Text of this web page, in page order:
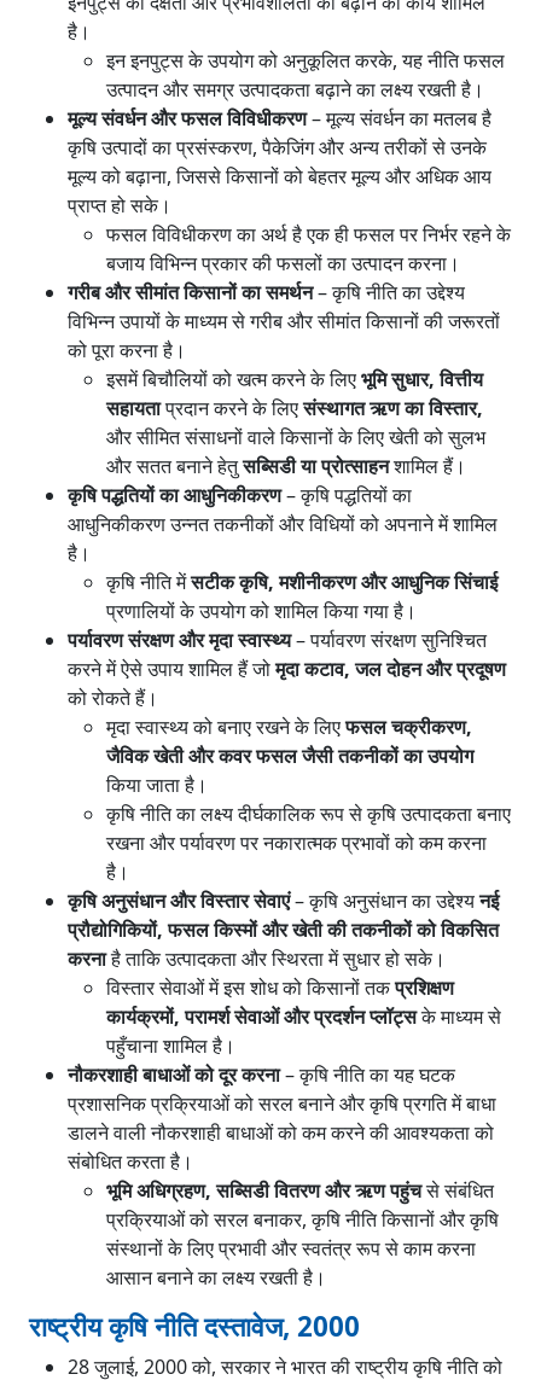
है।
इन इनपुट्स के उपयोग को अनुकूलित करके, यह नीति फसल
उत्पादन और समग्र उत्पादकता बढ़ाने का लक्ष्य रखती है।
मूल्य संवर्धन और फसल विविधीकरण– मूल्य संवर्धन का मतलब है
कृषि उत्पादों का प्रसंस्करण, पैकेजिंग और अन्य तरीकों से उनके
मूल्य को बढ़ाना, जिससे किसानों को बेहतर मूल्य और अधिक आय
प्राप्त हो सके।
फसल विविधीकरण का अर्थ है एक ही फसल पर निर्भर रहने के
बजाय विभिन्न प्रकार की फसलों का उत्पादन करना।
गरीब और सीमांत किसानों का समर्थन– कृषि नीति का उद्देश्य
विभिन्न उपायों के माध्यम से गरीब और सीमांत किसानों की जरूरतों
को पूरा करना है।
इसमें बिचौलियों को खत्म करने के लिएभूमि सुधार, वित्तीय
सहायताप्रदान करने के लिएसंस्थागत ऋण का विस्तार,
और सीमित संसाधनों वाले किसानों के लिए खेती को सुलभ
और सतत बनाने हेतुसब्सिडी या प्रोत्साहनशामिल हैं।
कृषि पद्धतियों का आधुनिकीकरण– कृषि पद्धतियों का
आधुनिकीकरण उन्नत तकनीकों और विधियों को अपनाने में शामिल
है।
कृषि नीति मेंसटीक कृषि, मशीनीकरण और आधुनिक सिंचाई
प्रणालियों के उपयोग को शामिल किया गया है।
पर्यावरण संरक्षण और मृदा स्वास्थ्य– पर्यावरण संरक्षण सुनिश्चित
करने में ऐसे उपाय शामिल हैं जोमृदा कटाव, जल दोहन और प्रदूषण
को रोकते हैं।
मृदा स्वास्थ्य को बनाए रखने के लिएफसल चक्रीकरण,
जैविक खेती और कवर फसल जैसी तकनीकों का उपयोग
किया जाता है।
कृषि नीति का लक्ष्य दीर्घकालिक रूप से कृषि उत्पादकता बनाए
रखना और पर्यावरण पर नकारात्मक प्रभावों को कम करना
है।
कृषि अनुसंधान और विस्तार सेवाएं– कृषि अनुसंधान का उद्देश्यनई
प्रौद्योगिकियों, फसल किस्मों और खेती की तकनीकों को विकसित
करनाहै ताकि उत्पादकता और स्थिरता में सुधार हो सके।
विस्तार सेवाओं में इस शोध को किसानों तकप्रशिक्षण
कार्यक्रमों, परामर्श सेवाओं और प्रदर्शन प्लॉट्सके माध्यम से
पहुँचाना शामिल है।
नौकरशाही बाधाओं को दूर करना– कृषि नीति का यह घटक
प्रशासनिक प्रक्रियाओं को सरल बनाने और कृषि प्रगति में बाधा
डालने वाली नौकरशाही बाधाओं को कम करने की आवश्यकता को
संबोधित करता है।
भूमि अधिग्रहण, सब्सिडी वितरण और ऋण पहुंचसे संबंधित
प्रक्रियाओं को सरल बनाकर, कृषि नीति किसानों और कृषि
संस्थानों के लिए प्रभावी और स्वतंत्र रूप से काम करना
आसान बनाने का लक्ष्य रखती है।
राष्ट्रीय कृषि नीति दस्तावेज, 2000
28 जुलाई, 2000 को, सरकार ने भारत की राष्ट्रीय कृषि नीति को